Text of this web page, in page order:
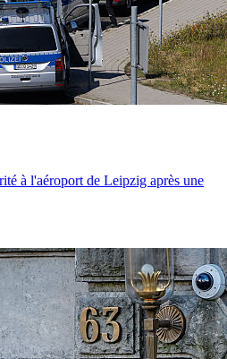
à l'aéroport de Leipzig après une